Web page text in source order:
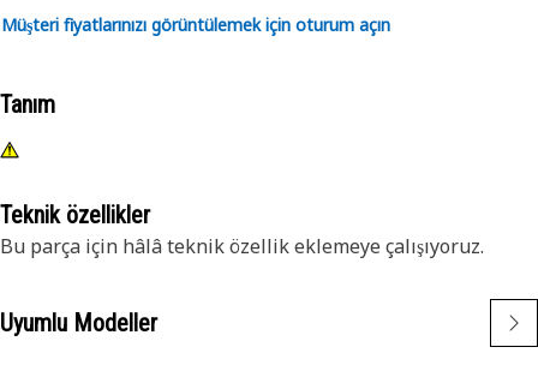
Müşteri fiyatlarınızı görüntülemek için oturum açın
Tanım
Teknik özellikler
Bu parça için hâlâ teknik özellik eklemeye çalışıyoruz.
Uyumlu Modeller